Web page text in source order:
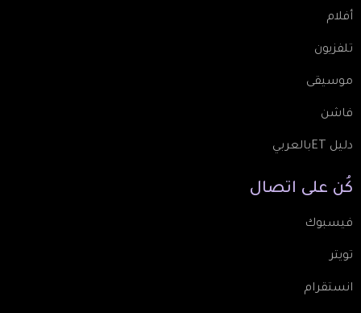
أفلام
تلفزيون
موسيقى
فاشن
دليل ETبالعربي
كُن على اتصال
فيسبوك
تويتر
انستقرام